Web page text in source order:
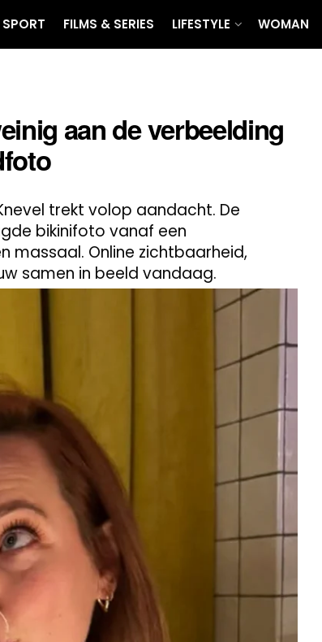
SPORT FILMS & SERIES LIFESTYLE WOMAN
aan de verbeelding
trekt volop aandacht. De
bikinifoto vanaf een
massaal. Online zichtbaarheid,
samen in beeld vandaag.